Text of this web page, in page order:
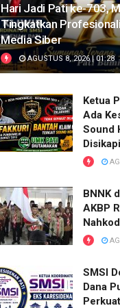
Hari Jadi Pati ke-703,
Tingkatkan
Media Siber
AGUSTUS 8, 2026 | 01:28
Ketua
Ada
Sound
BNNK
AKBP
SMSI
Dana